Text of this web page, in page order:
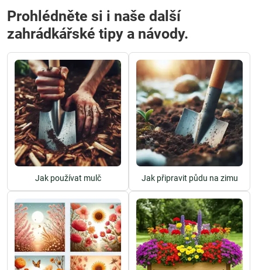
Prohlédněte si i naše další
zahrádkářské tipy a návody.
Jak používat mulč Jak připravit půdu na zimu